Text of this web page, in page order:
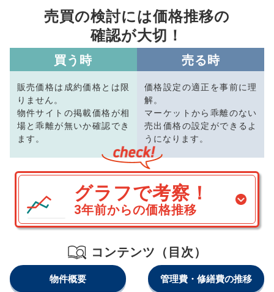
売買の検討には価格推移の
確認が大切！
買う時
販売価格は成約価格とは限
りません。
物件サイトの掲載価格が相
場と乖離が無いか確認でき
ます。
売る時
価格設定の適正を事前に理
解。
マーケットから乖離のない
売出価格の設定ができるよ
うになります。
グラフで考察！
3年前からの価格推移
コンテンツ（目次）
物件概要 管理費・修繕費の推移